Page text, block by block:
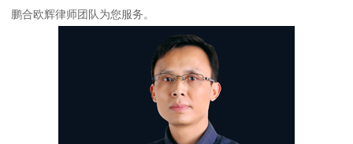
鹏合欧辉律师团队为您服务。